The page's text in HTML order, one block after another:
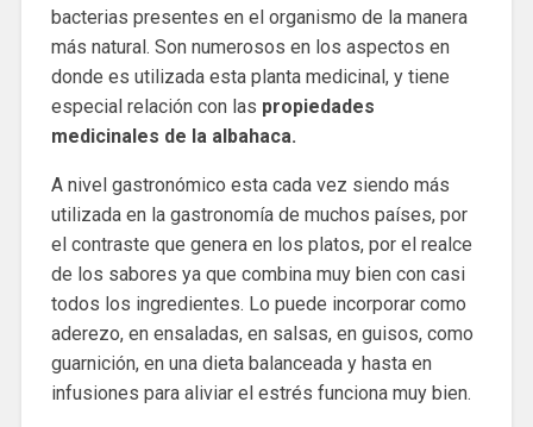
bacterias presentes en el organismo de la manera
más natural. Son numerosos en los aspectos en
donde es utilizada esta planta medicinal, y tiene
especial relación con las propiedades
medicinales de la albahaca.
A nivel gastronómico esta cada vez siendo más
utilizada en la gastronomía de muchos países, por
el contraste que genera en los platos, por el realce
de los sabores ya que combina muy bien con casi
todos los ingredientes. Lo puede incorporar como
aderezo, en ensaladas, en salsas, en guisos, como
guarnición, en una dieta balanceada y hasta en
infusiones para aliviar el estrés funciona muy bien.